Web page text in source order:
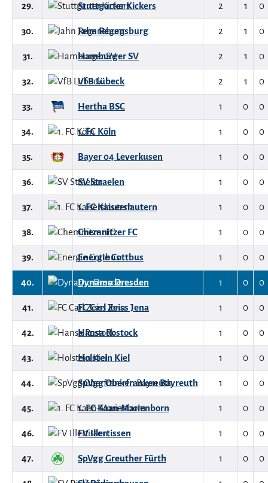
29. Stuttgarter Kickers 2 1 0
30. Jahn Regensburg 2 1 0
31. Hamburger SV 2 1 0
32. VfB Lübeck 2 1 0
33. Hertha BSC 1 0 0
34. 1. FC Köln 1 0 0
35. Bayer 04 Leverkusen 1 0 0
36. SV Straelen 1 0 0
37. 1. FC Kaiserslautern 1 0 0
38. Chemnitzer FC 1 0 0
39. Energie Cottbus 1 0 0
40. Dynamo Dresden 1 0 0
41. FC Carl Zeiss Jena 1 0 0
42. Hansa Rostock 1 0 0
43. Holstein Kiel 1 0 0
44. SpVgg Oberfranken Bayreuth 1 0 0
45. 1. FC Kaan-Marienborn 1 0 0
46. FV Illertissen 1 0 0
47. SpVgg Greuther Fürth 1 0 0